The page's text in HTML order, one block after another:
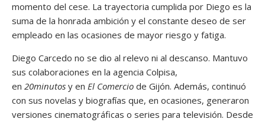
momento del cese. La trayectoria cumplida por Diego es la
suma de la honrada ambición y el constante deseo de ser
empleado en las ocasiones de mayor riesgo y fatiga.
Diego Carcedo no se dio al relevo ni al descanso. Mantuvo
sus colaboraciones en la agencia Colpisa,
en 20minutos y en El Comercio de Gijón. Además, continuó
con sus novelas y biografías que, en ocasiones, generaron
versiones cinematográficas o series para televisión. Desde